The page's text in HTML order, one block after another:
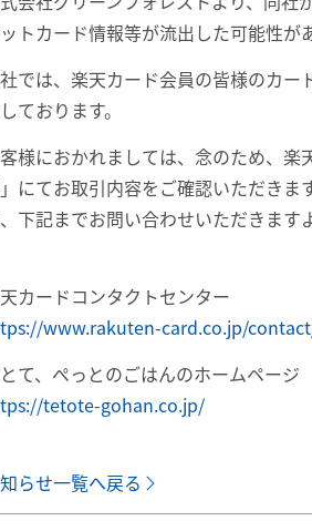
トカード情報等が流出した可能性が
では、楽天カード会員の皆様のカ
ております。
様におかれましては、念のため、
にてお取引内容をご確認いただき
下記までお問い合わせいただきます
カードコンタクトセンター
www.rakuten-card.co.jp/
て、ぺっとのごはんのホームページ
tetote-gohan.co.jp/
らせ一覧へ戻る